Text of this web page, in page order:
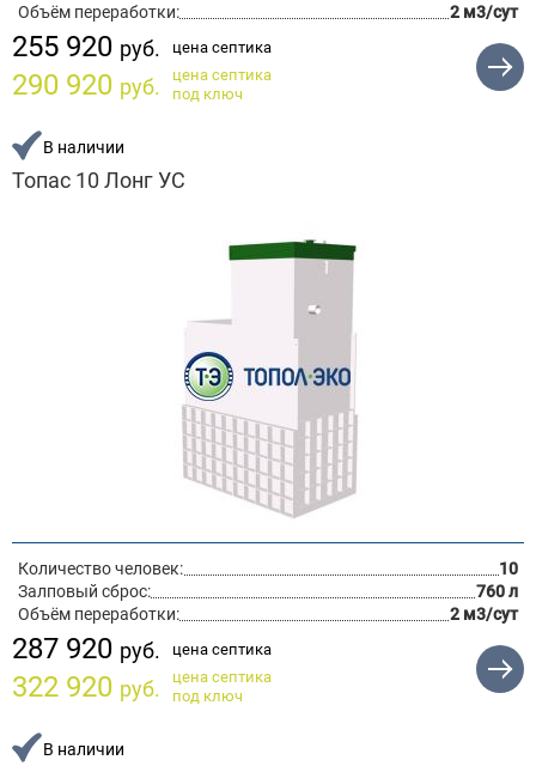
Объём переработки:
2 м3/сут
255 920 руб. цена септика
290 920 руб.
цена септика
под ключ
В наличии
Топас 10 Лонг УС
Количество человек:
10
Залповый сброс:
760 л
Объём переработки:
2 м3/сут
287 920 руб. цена септика
322 920 руб.
цена септика
под ключ
В наличии